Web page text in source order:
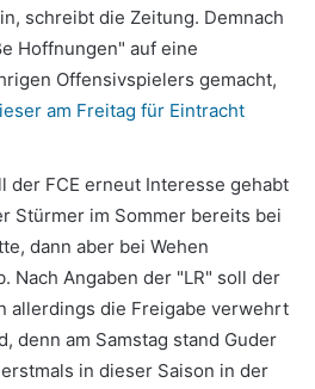
schreibt die Zeitung. Demnach
Hoffnungen" auf eine
Offensivspielers gemacht,
am Freitag für Eintracht
der FCE erneut Interesse gehabt
Stürmer im Sommer bereits bei
dann aber bei Wehen
Nach Angaben der "LR" soll der
allerdings die Freigabe verwehrt
denn am Samstag stand Guder
in dieser Saison in der